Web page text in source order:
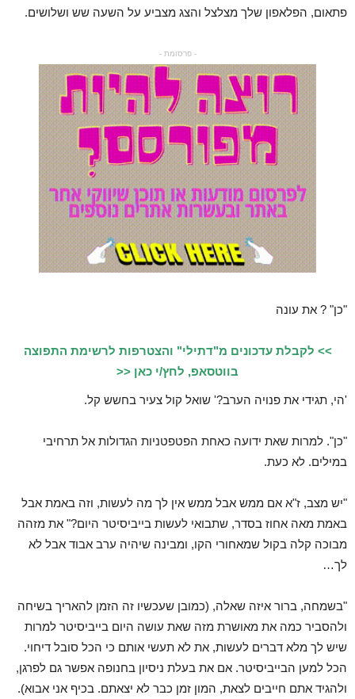
פתאום, הפלאפון שלך מצלצל והצג מצביע על השעה שש ושלושים.
- פרסומת -
"כן" ? את עונה
>> לקבלת עדכונים מ"דתילי" והצטרפות לרשימת התפוצה
בווטסאפ, לחץ/י כאן <<
'הי, תגידי את פנויה הערב?' שואל קול צעיר בחשש קל.
"כן". למרות שאת ידועה כאחת הפטפטניות הגדולות אל תרחיבי
במילים. לא כעת.
"יש מצב, ז"א אם ממש אבל ממש אין לך מה לעשות, וזה באמת אבל
באמת מאה אחוז בסדר, שתבואי לעשות בייביסיטר היום?" את מזהה
מבוכה קלה בקול שמאחורי הקו, ומבינה שיהיה ערב אבוד אבל לא
לך…
"בשמחה, ברור איזה שאלה, (כמובן שעכשיו זה הזמן להאריך בשיחה
ולהסביר כמה את מאושרת מזה שאת עושה היום בייביסיטר למרות
שיש לך מלא דברים לעשות, את לא תעשי אותם כי הכל סובל דיחוי.
הכל למען הבייביסיטר. אם את בעלת ניסיון בחנופה אפשר גם לפרגן,
ולהגיד אתם חייבים לצאת, המון זמן כבר לא יצאתם. בכיף אני אבוא).